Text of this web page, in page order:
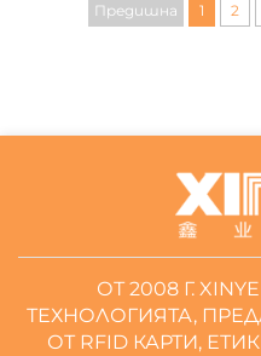
подходящите
безпроблемна
Предишна 1 2
ОТ 2008 Г.
ТЕХНОЛОГИЯТА,
ОТ RFID КАРТИ,